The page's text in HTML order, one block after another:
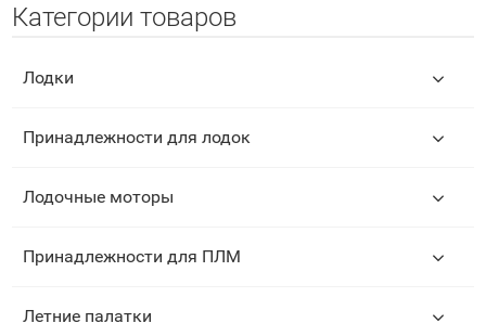
Категории товаров
Лодки
Принадлежности для лодок
Лодочные моторы
Принадлежности для ПЛМ
Летние палатки